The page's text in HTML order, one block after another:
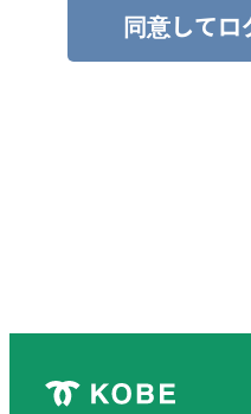
同意してロ